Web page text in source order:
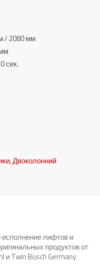
/ 2080 мм
сек.
,Двоколонний
лифтов и
продуктов от
и Twin Busch Germany